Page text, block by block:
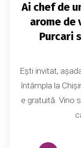
Ai chef de
arome de
Purcari
Ești invitat,
întâmpla la
e gratuită. Vino